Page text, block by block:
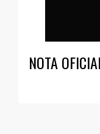
NOTA